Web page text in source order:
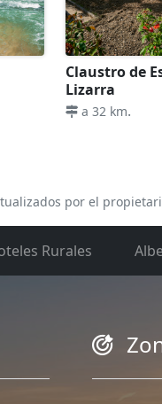
Claustro de
Lizarra
a 32 km.
por el
Rurales